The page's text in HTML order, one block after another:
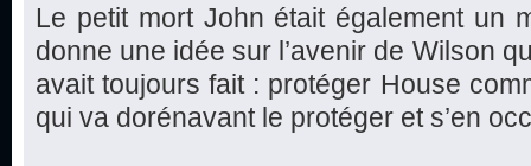
Le petit mort John était également un
donne une idée sur l’avenir de Wilson
avait toujours fait : protéger House
qui va dorénavant le protéger et s’en